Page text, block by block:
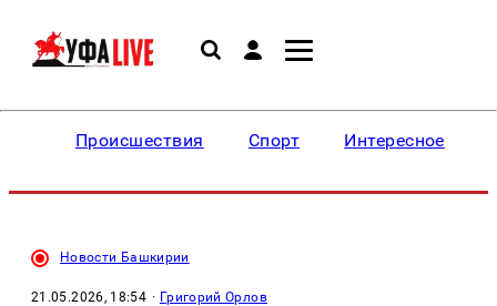
Происшествия Спорт Интересное
Новости Башкирии
21.05.2026, 18:54 · Григорий Орлов